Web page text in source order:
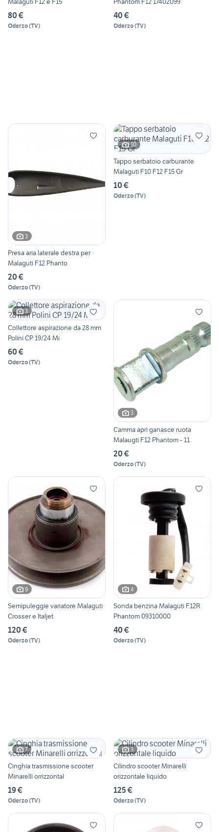
80 €
Oderzo(TV)
40 €
Oderzo(TV)
3
Presa aria laterale destra per
Malaguti F12 Phanto
20 €
Oderzo(TV)
10
Tappo serbatoio carburante
Malaguti F10 F12 F15 Gr
10 €
Oderzo(TV)
3
Collettore aspirazione da 28 mm
Polini CP 19/24 Mi
60 €
Oderzo(TV)
3
Camma apri ganasce ruota
Malaugti F12 Phantom - 11
20 €
Oderzo(TV)
9
Semipuleggie variatore Malaguti
Crosser e Italjet
120 €
Oderzo(TV)
4
Sonda benzina Malaguti F12R
Phantom 09310000
40 €
Oderzo(TV)
7
Cinghia trasmissione scooter
Minarelli orrizzontal
19 €
Oderzo(TV)
3
Cilindro scooter Minarelli
orizzontale liquido
125 €
Oderzo(TV)